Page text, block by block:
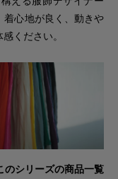
心地が良く、動きや
ください。
のシリーズの商品一覧